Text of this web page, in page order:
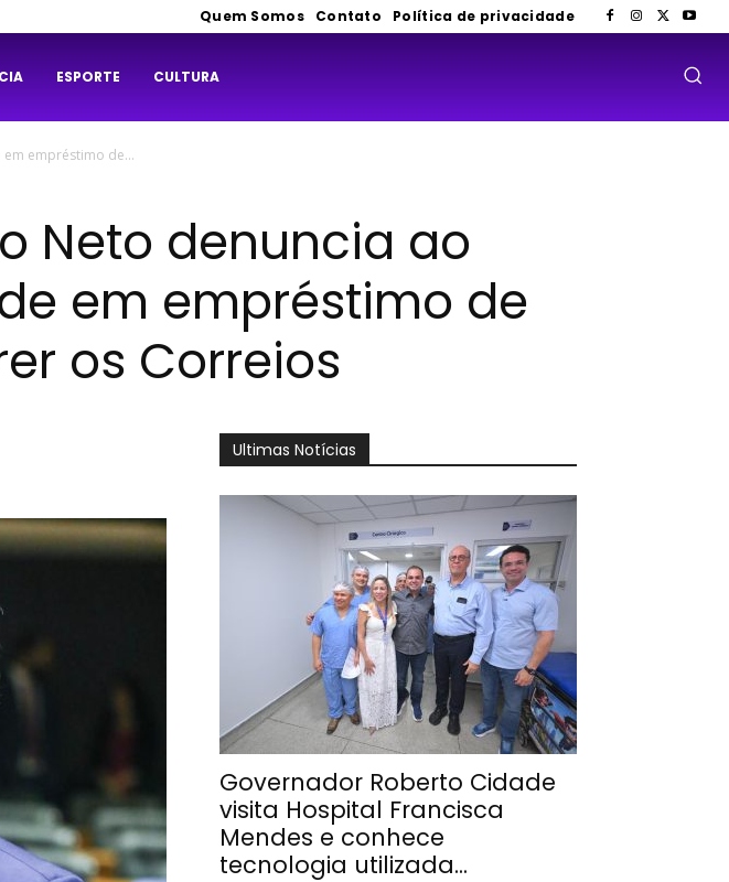
Quem Somos Contato Política de privacidade
ESPORTE CULTURA
empréstimo de...
Neto denuncia ao
em empréstimo de
os Correios
Ultimas Notícias
Governador Roberto Cidade
visita Hospital Francisca
Mendes e conhece
tecnologia utilizada...